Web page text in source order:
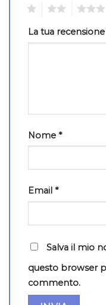
La tua recensione
Nome *
Email *
Salva il mio
questo browser
commento.